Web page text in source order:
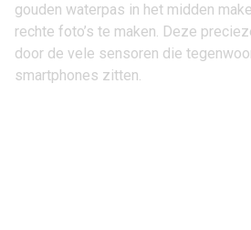
gouden waterpas in het midden
rechte foto’s te maken. Deze
door de vele sensoren die
smartphones zitten.